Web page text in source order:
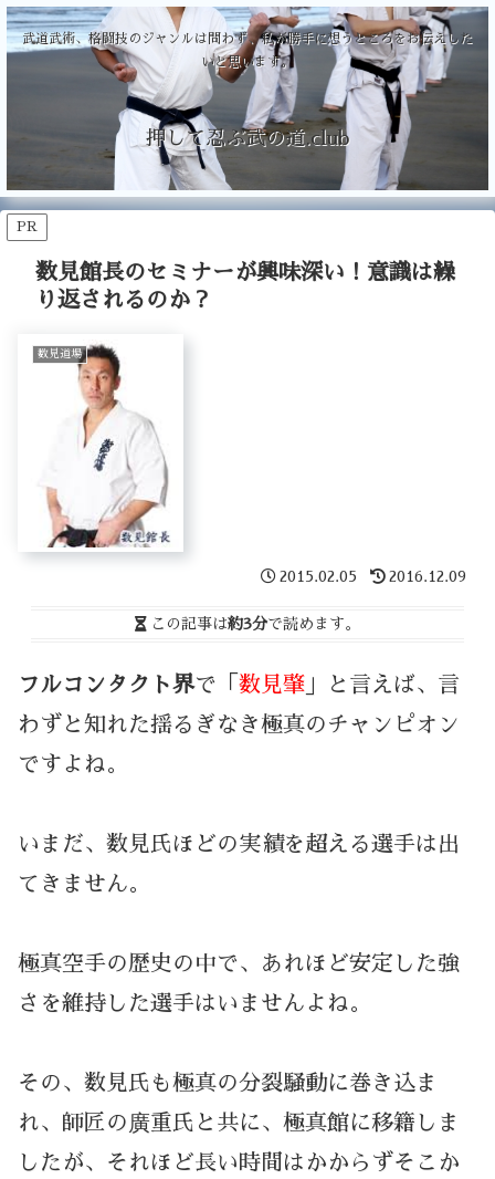
武道武術、格闘技のジャンルは問わず、私が勝手に想うところをお伝えした
いと思います。
押して忍ぶ武の道.club
PR
数見館長のセミナーが興味深い！意識は繰
り返されるのか？
数見道場
2015.02.05 2016.12.09
この記事は約3分で読めます。
フルコンタクト界で「 数見肇 」と言えば、言
わずと知れた揺るぎなき極真のチャンピオン
ですよね。
いまだ、数見氏ほどの実績を超える選手は出
てきません。
極真空手の歴史の中で、あれほど安定した強
さを維持した選手はいませんよね。
その、数見氏も極真の分裂騒動に巻き込ま
れ、師匠の廣重氏と共に、極真館に移籍しま
したが、それほど長い時間はかからずそこか